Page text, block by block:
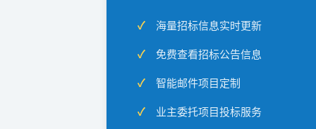
海量招标信息实时更新
免费查看招标公告信息
智能邮件项目定制
业主委托项目投标服务